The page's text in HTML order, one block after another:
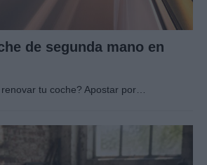
de segunda mano en
tu coche? Apostar por…